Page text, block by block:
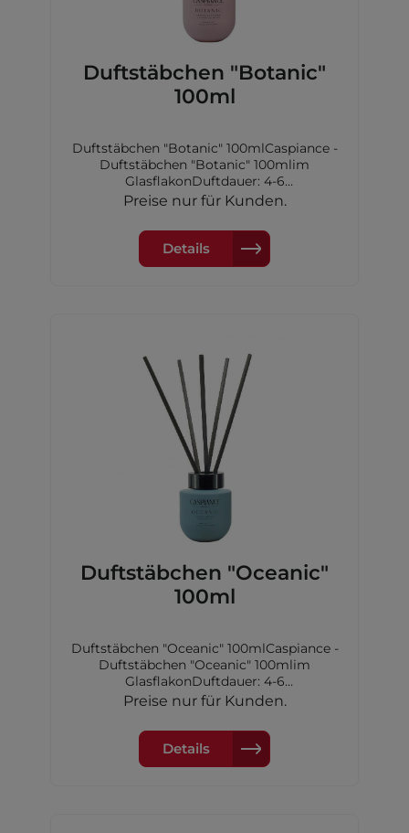
Duftstäbchen "Botanic"
100ml
Duftstäbchen "Botanic" 100mlCaspiance -
Duftstäbchen "Botanic" 100mlim
GlasflakonDuftdauer: 4-6
WochenKopfnote: OrangeHerznote:
Preise nur für Kunden.
Details
Duftstäbchen "Oceanic"
100ml
Duftstäbchen "Oceanic" 100mlCaspiance -
Duftstäbchen "Oceanic" 100mlim
GlasflakonDuftdauer: 4-6
WochenKopfnote: OzeanHerznote:
Preise nur für Kunden.
Details